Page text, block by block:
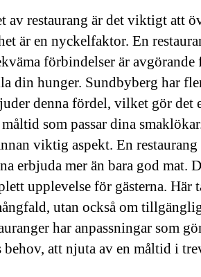
av restaurang är det viktigt att
är en nyckelfaktor. En
förbindelser är avgörande
din hunger. Sundbyberg har
denna fördel, vilket gör det
som passar dina
viktig aspekt. En
erbjuda mer än bara god mat.
upplevelse för gästerna. Här
utan också om
har anpassningar som
behov, att njuta av en måltid i